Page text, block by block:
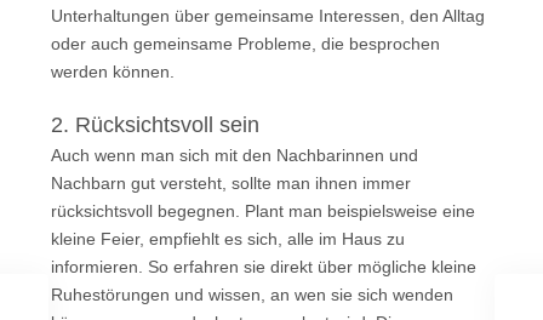
Unterhaltungen über gemeinsame Interessen, den Alltag
oder auch gemeinsame Probleme, die besprochen
werden können.
2. Rücksichtsvoll sein
Auch wenn man sich mit den Nachbarinnen und
Nachbarn gut versteht, sollte man ihnen immer
rücksichtsvoll begegnen. Plant man beispielsweise eine
kleine Feier, empfiehlt es sich, alle im Haus zu
informieren. So erfahren sie direkt über mögliche kleine
Ruhestörungen und wissen, an wen sie sich wenden